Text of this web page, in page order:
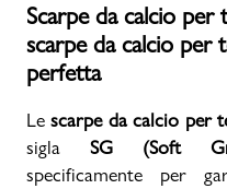
Scarpe da calcio
scarpe da calcio per
perfetta
Lescarpe da calcio per
sigla SG (Soft
specificamente per